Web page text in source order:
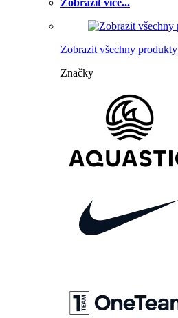
Zobrazit více...
Zobrazit všechny produkty
Značky